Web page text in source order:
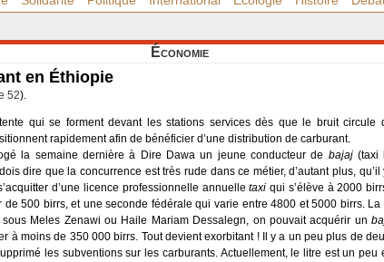
Économie
en Éthiopie
52).
qui se forment devant les stations services dès que le bruit circule
rapidement afin de bénéficier d’une distribution de carburant.
la semaine dernière à Dire Dawa un jeune conducteur de bajaj(taxi
dire que la concurrence est très rude dans ce métier, d’autant plus,
d’une licence professionnelle annuelletaxi qui s’élève à 2000
de 500 birrs, et une seconde fédérale qui varie entre 4800 et 5000 birrs.
Meles Zenawi ou Haile Mariam Dessalegn, on pouvait acquérir un
à moins de 350 000 birrs. Tout devient exorbitant ! Il y a un peu plus de
les subventions sur les carburants. Actuellement, le litre est un